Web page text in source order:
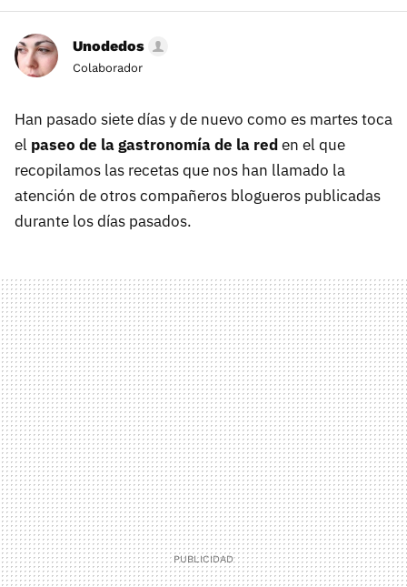
Unodedos
Colaborador
Han pasado siete días y de nuevo como es martes toca
el paseo de la gastronomía de la reden el que
recopilamos las recetas que nos han llamado la
atención de otros compañeros blogueros publicadas
durante los días pasados.